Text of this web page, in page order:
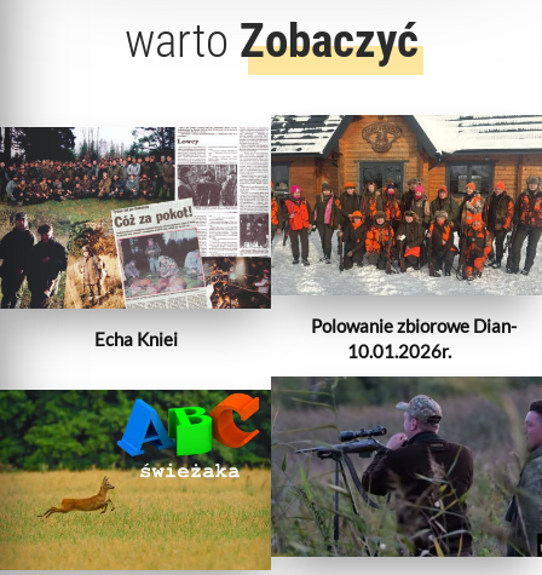
warto Zobaczyć
Echa Kniei
Polowanie zbiorowe Dian-
10.01.2026r.